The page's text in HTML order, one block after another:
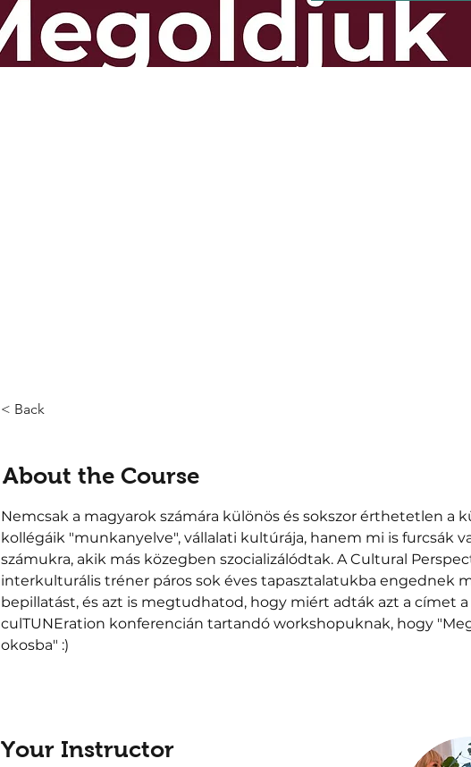
< Back
About the Course
Nemcsak a magyarok számára különös és sokszor érthetetlen a
kollégáik "munkanyelve", vállalati kultúrája, hanem mi is furcsák
számukra, akik más közegben szocializálódtak. A Cultural
interkulturális tréner páros sok éves tapasztalatukba engednek
bepillatást, és azt is megtudhatod, hogy miért adták azt a címet a
culTUNEration konferencián tartandó workshopuknak, hogy
okosba" :)
Your Instructor